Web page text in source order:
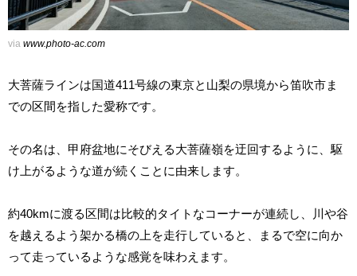
via www.photo-ac.com
大菩薩ラインは国道411号線の東京と山梨の県境から笛吹市ま
での区間を指した愛称です。
その名は、甲府盆地にそびえる大菩薩嶺を迂回するように、駆
け上がるような道が続くことに由来します。
約40kmに渡る区間は比較的タイトなコーナーが連続し、川や谷
を越えるよう架かる橋の上を走行していると、まるで空に向か
って走っているような感覚を味わえます。